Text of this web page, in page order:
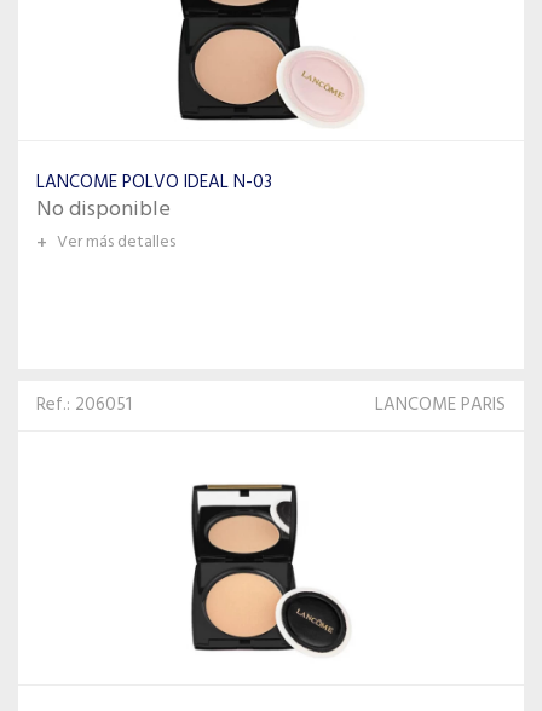
LANCOME POLVO IDEAL N-03
No disponible
+ Ver más detalles
Ref.: 206051 LANCOME PARIS